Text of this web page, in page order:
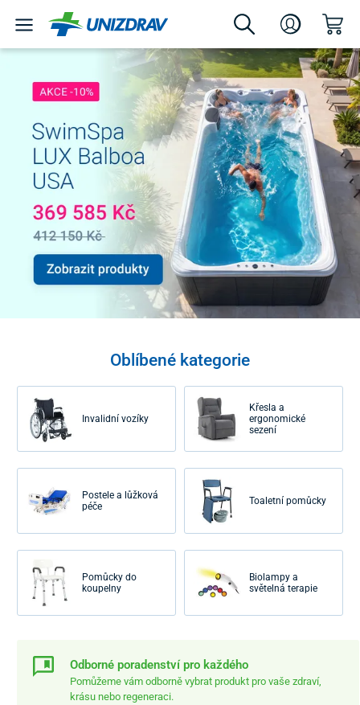
Oblíbené kategorie
Invalidní vozíky
Křesla a
ergonomické
sezení
Postele a lůžková
péče
Toaletní pomůcky
Pomůcky do
koupelny
Biolampy a
světelná terapie
Odborné poradenství pro každého
Pomůžeme vám odborně vybrat produkt pro vaše zdraví,
krásu nebo regeneraci.